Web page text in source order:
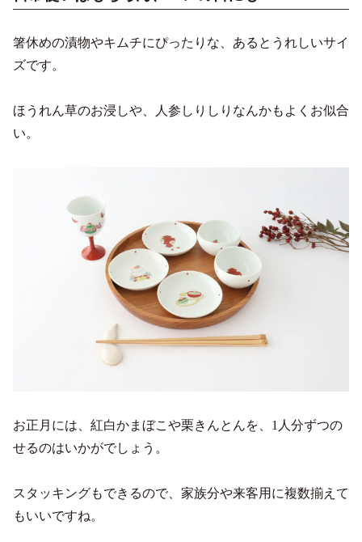
箸休めの漬物やキムチにぴったりな、あるとうれしいサイ
ズです。
ほうれん草のお浸しや、人参しりしりなんかもよくお似合
い。
お正月には、紅白かまぼこや栗きんとんを、1人分ずつの
せるのはいかがでしょう。
スタッキングもできるので、家族分や来客用に複数揃えて
もいいですね。